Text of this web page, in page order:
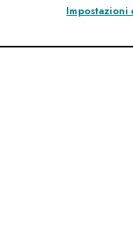
Impostazioni